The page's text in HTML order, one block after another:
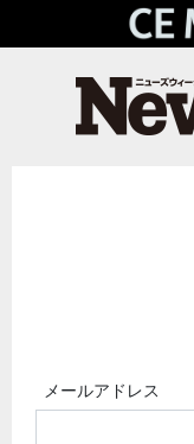
メールアドレス